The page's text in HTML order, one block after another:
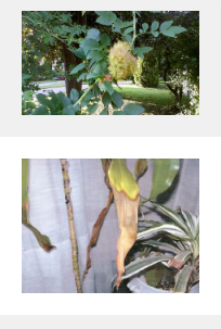
FRUTTETO
VIGNETO
BIODIVERSITÀ
CUCINA